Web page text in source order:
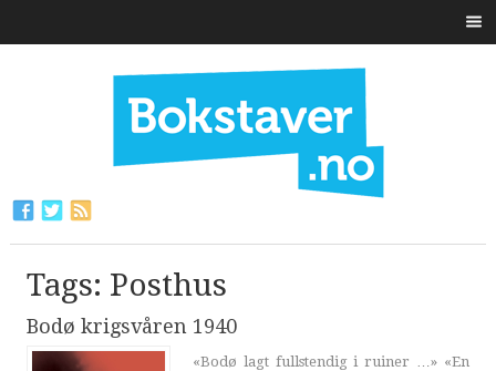
Tags: Posthus
Bodø krigsvåren 1940
«Bodø lagt fullstendig i ruiner …» «En